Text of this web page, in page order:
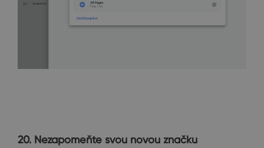
20. Nezapomeňte svou novou značku